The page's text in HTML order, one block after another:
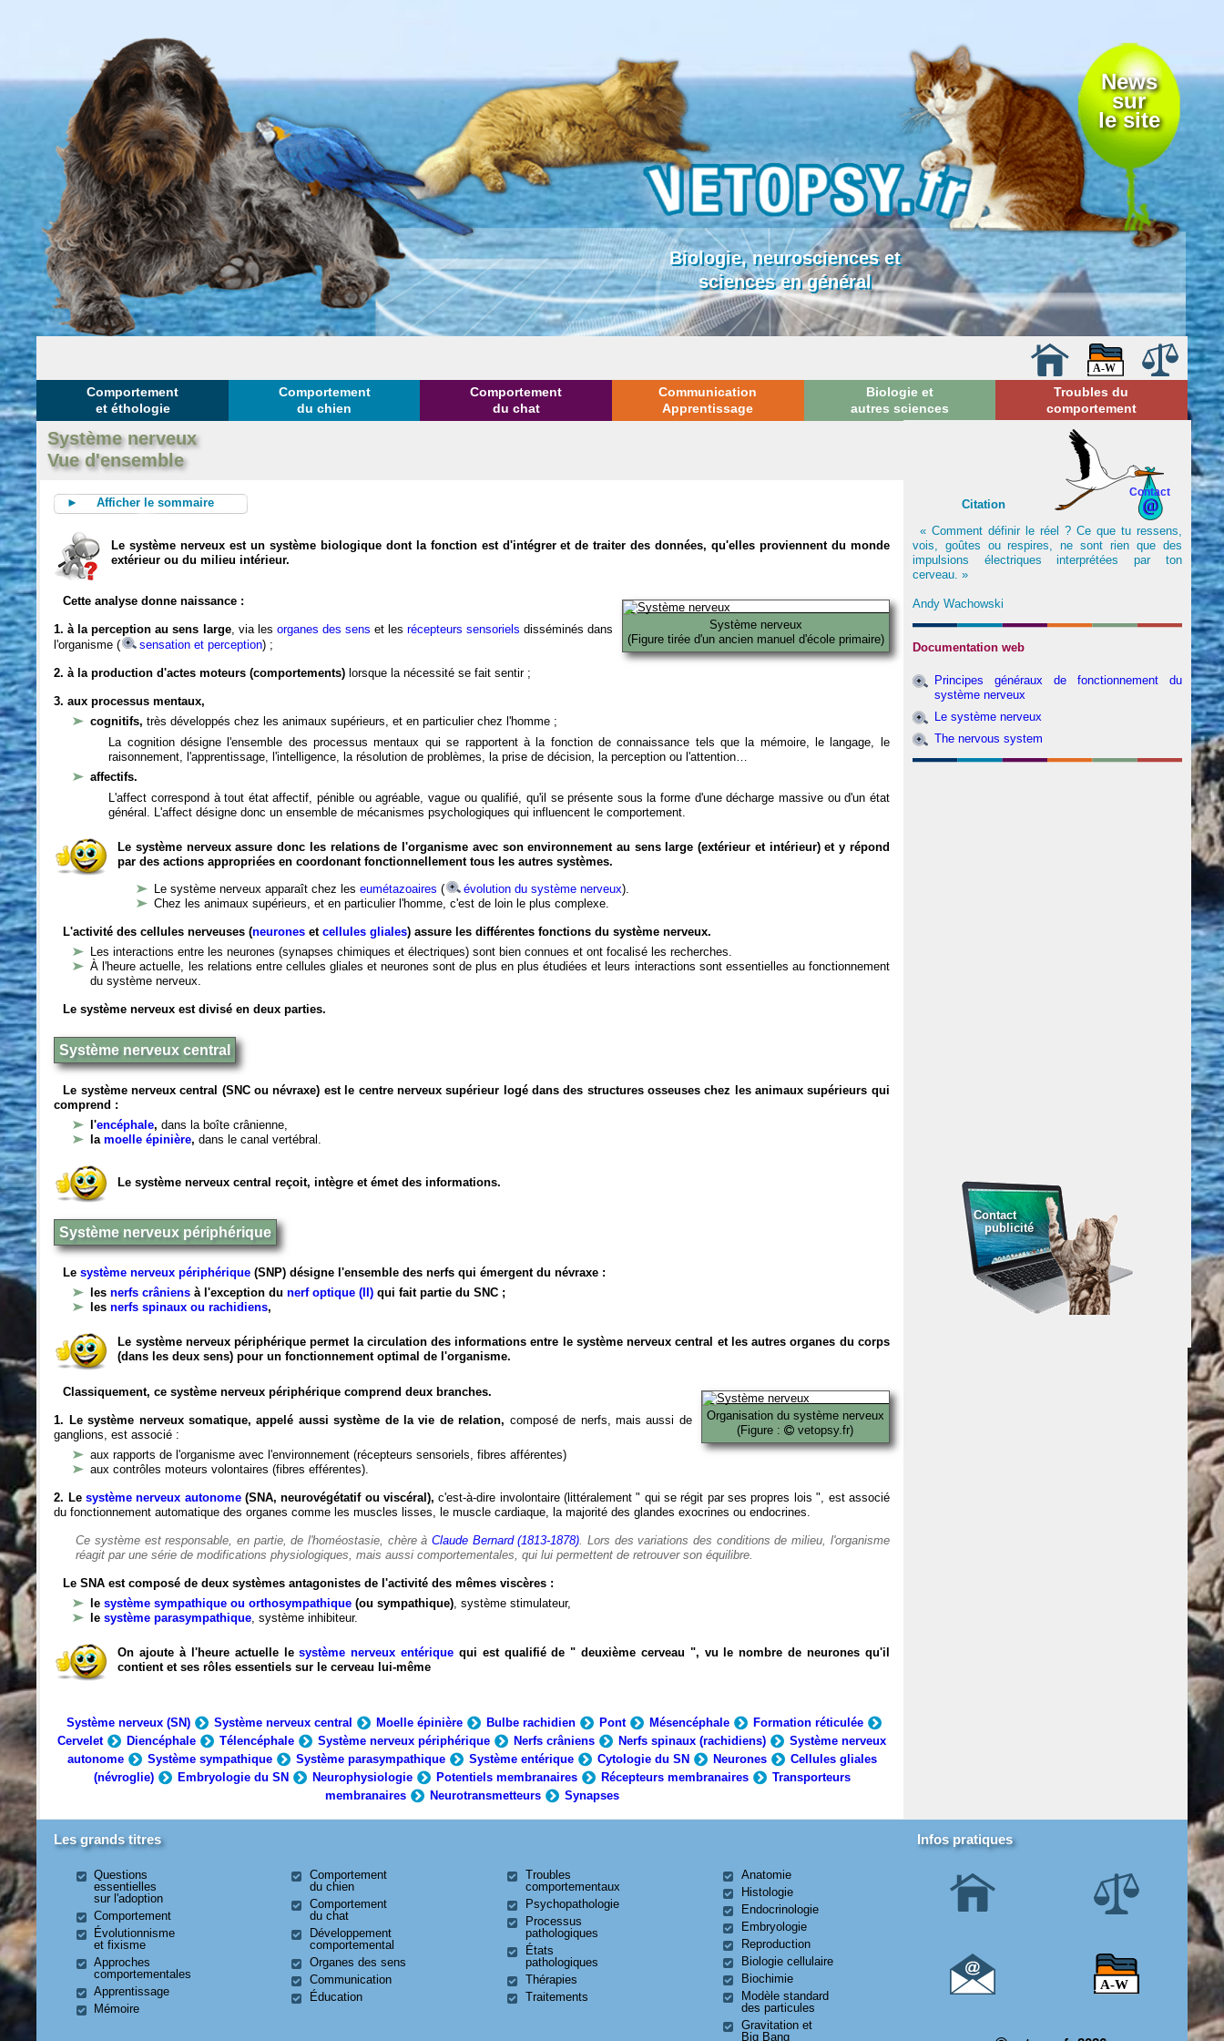
News
sur
le site
Biologie, neurosciences et
sciences en général
Comportement
et éthologie
Comportement
du chien
Comportement
du chat
Communication
Apprentissage
Biologie et
autres sciences
Troubles du
comportement
Système nerveux
Vue d'ensemble
► Afficher le sommaire
Le système nerveux est un système biologique dont la fonction est d'intégrer et de traiter des données, qu'elles proviennent du monde
extérieur ou du milieu intérieur.
Système nerveux
(Figure tirée d'un ancien manuel d'école primaire)
Cette analyse donne naissance :
1. à la perception au sens large, via les organes des sens et les récepteurs sensoriels disséminés dans
l'organisme (
sensation et perception) ;
2. à la production d'actes moteurs (comportements) lorsque la nécessité se fait sentir ;
3. aux processus mentaux,
cognitifs,très développés chez les animaux supérieurs, et en particulier chez l'homme ;
La cognition désigne l'ensemble des processus mentaux qui se rapportent à la fonction de connaissance tels que la mémoire, le langage, le
raisonnement, l'apprentissage, l'intelligence, la résolution de problèmes, la prise de décision, la perception ou l'attention…
affectifs.
L'affect correspond à tout état affectif, pénible ou agréable, vague ou qualifié, qu'il se présente sous la forme d'une décharge massive ou d'un état
général. L'affect désigne donc un ensemble de mécanismes psychologiques qui influencent le comportement.
Le système nerveux assure donc les relations de l'organisme avec son environnement au sens large (extérieur et intérieur) et y répond
par des actions appropriées en coordonant fonctionnellement tous les autres systèmes.
Le système nerveux apparaît chez leseumétazoaires ( évolution du système nerveux).
Chez les animaux supérieurs, et en particulier l'homme, c'est de loin le plus complexe.
L'activité des cellules nerveuses (neurones etcellules gliales) assure les différentes fonctions du système nerveux.
Les interactions entre les neurones (synapses chimiques et électriques) sont bien connues et ont focalisé les recherches.
À l'heure actuelle, les relations entre cellules gliales et neurones sont de plus en plus étudiées et leurs interactions sont essentielles au fonctionnement
du système nerveux.
Le système nerveux est divisé en deux parties.
Système nerveux central
Le système nerveux central (SNC ou névraxe) est le centre nerveux supérieur logé dans des structures osseuses chez les animaux supérieurs qui
comprend :
l'encéphale,dans la boîte crânienne,
lamoelle épinière,dans le canal vertébral.
Le système nerveux central reçoit, intègre et émet des informations.
Système nerveux périphérique
Lesystème nerveux périphérique (SNP) désigne l'ensemble des nerfs qui émergent du névraxe :
lesnerfs crâniens à l'exception du nerf optique (II) qui fait partie du SNC ;
lesnerfs spinaux ou rachidiens,
Le système nerveux périphérique permet la circulation des informations entre le système nerveux central et les autres organes du corps
(dans les deux sens) pour un fonctionnement optimal de l'organisme.
Organisation du système nerveux
(Figure :
vetopsy.fr)
Classiquement, ce système nerveux périphérique comprend deux branches.
1. Le système nerveux somatique, appelé aussi système de la vie de relation, composé de nerfs, mais aussi de
ganglions, est associé :
aux rapports de l'organisme avec l'environnement (récepteurs sensoriels, fibres afférentes)
aux contrôles moteurs volontaires (fibres efférentes).
2. Le système nerveux autonome(SNA, neurovégétatif ou viscéral), c'est-à-dire involontaire (littéralement " qui se régit par ses propres lois ", est associé
du fonctionnement automatique des organes comme les muscles lisses, le muscle cardiaque, la majorité des glandes exocrines ou endocrines.
Ce système est responsable, en partie, de l'homéostasie, chère àClaude Bernard (1813-1878). Lors des variations des conditions de milieu, l'organisme
réagit par une série de modifications physiologiques, mais aussi comportementales, qui lui permettent de retrouver son équilibre.
Le SNA est composé de deux systèmes antagonistes de l'activité des mêmes viscères :
lesystème sympathique ou orthosympathique (ou sympathique), système stimulateur,
lesystème parasympathique, système inhibiteur.
On ajoute à l'heure actuelle lesystème nerveux entérique qui est qualifié de " deuxième cerveau ", vu le nombre de neurones qu'il
contient et ses rôles essentiels sur le cerveau lui-même
Système nerveux (SN) Système nerveux central Moelle épinière Bulbe rachidien Pont Mésencéphale
Formation réticulée
Cervelet
Diencéphale Télencéphale Système nerveux périphérique Nerfs crâniens Nerfs spinaux (rachidiens)
Système nerveux
autonome
Système sympathique Système parasympathique Système entérique Cytologie du SN Neurones
Cellules gliales
(névroglie)
Embryologie du SN Neurophysiologie Potentiels membranaires Récepteurs membranaires
Transporteurs
membranaires
Neurotransmetteurs Synapses
Contact
Citation
« Comment définir le réel ? Ce que tu ressens,
vois, goûtes ou respires, ne sont rien que des
impulsions électriques interprétées par ton
cerveau. »
Andy Wachowski
Documentation web
Principes généraux de fonctionnement du
système nerveux
Le système nerveux
The nervous system
Contact
publicité
Les grands titres
Questions
essentielles
sur l'adoption
Comportement
Évolutionnisme
et fixisme
Approches
comportementales
Apprentissage
Mémoire
Comportement
du chien
Comportement
du chat
Développement
comportemental
Organes des sens
Communication
Éducation
Troubles
comportementaux
Psychopathologie
Processus
pathologiques
États
pathologiques
Thérapies
Traitements
Anatomie
Histologie
Endocrinologie
Embryologie
Reproduction
Biologie cellulaire
Biochimie
Modèle standard
des particules
Gravitation et
Big Bang
Infos pratiques